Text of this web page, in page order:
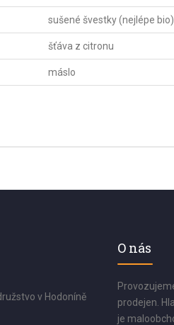
sušené švestky (nejlépe bio)
šťáva z citronu
máslo
v Hodoníně
O nás
prodejen.
je